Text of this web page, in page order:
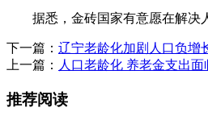
据悉，金砖国家有意愿在解决人
下一篇： 辽宁老龄化加剧人口负增
上一篇： 人口老龄化 养老金支出面
推荐阅读